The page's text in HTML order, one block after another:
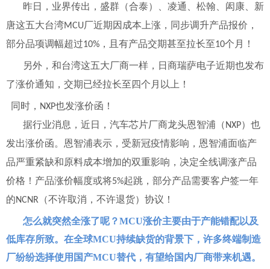
昨日，业界传出，盛群（合泰）、凌通、松翰、闳康、新
唐这五大台湾MCU厂近期因成本上涨，同步调升产品报价，
部分品项调幅超过10% ，且有产品交期甚至拉长至10个月！
另外，和台湾这五大厂商一样，日商瑞萨电子近期也发布
了涨价通知，交期已经拉长至四个月以上！
同时， NXP也发涨价函！
据行业消息，近日，汽车芯片厂商龙头恩智浦（ NXP）也
发出涨价函。恩智浦表示，受新冠疫情影响，恩智浦面临产
品严重紧缺和原料成本增加的双重影响，决定全线调涨产品
价格！产品涨价幅度或将5%起跳，部分产品需要客户签一年
的NCNR （不许取消，不许退货）协议！
怎么就突然全涨了呢？MCU涨价主要由于产能错配以及
低库存所致。在全球MCU持续缺货的背景下，许多终端制造
厂纷纷选择使用国产MCU替代，有望给国内厂商带来机遇。